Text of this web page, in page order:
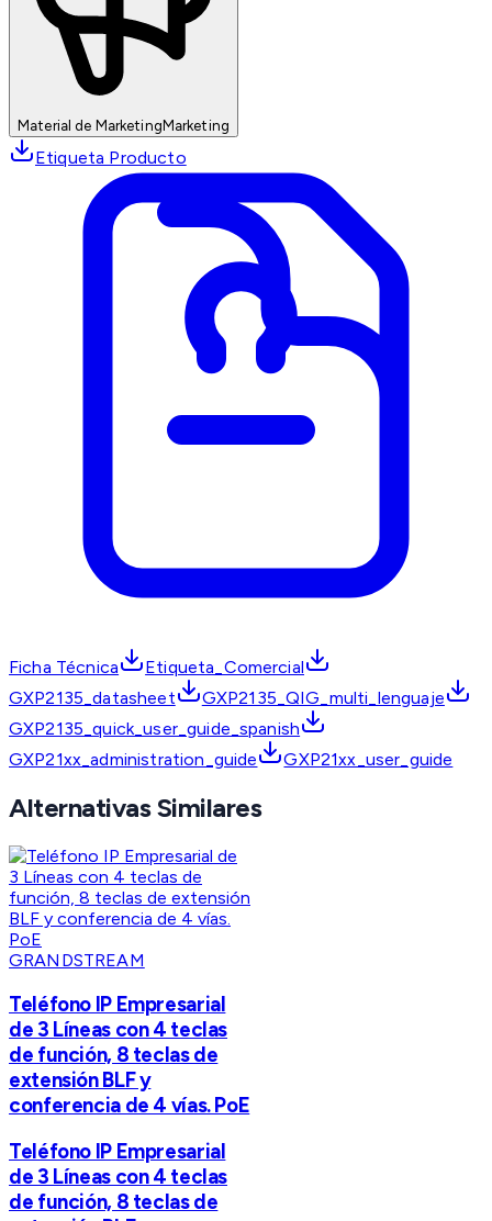
Material de MarketingMarketing
Etiqueta Producto
Ficha Técnica
Etiqueta_Comercial
GXP2135_datasheet
GXP2135_QIG_multi_lenguaje
GXP2135_quick_user_guide_spanish
GXP21xx_administration_guide
GXP21xx_user_guide
Alternativas Similares
GRANDSTREAM
Teléfono IP Empresarial
de 3 Líneas con 4 teclas
de función, 8 teclas de
extensión BLF y
conferencia de 4 vías. PoE
Teléfono IP Empresarial
de 3 Líneas con 4 teclas
de función, 8 teclas de